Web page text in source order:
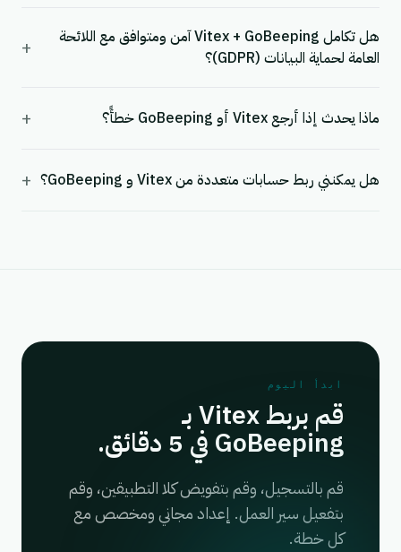
هل تكامل Vitex + GoBeeping آمن ومتوافق مع اللائحة
العامة لحماية البيانات (GDPR)؟
+
ماذا يحدث إذا أرجع Vitex أو GoBeeping خطأً؟ +
هل يمكنني ربط حسابات متعددة من Vitex و GoBeeping؟ +
ابدأ اليوم
قم بربط Vitex بـ
GoBeeping في 5 دقائق.
قم بالتسجيل، وقم بتفويض كلا التطبيقين، وقم
بتفعيل سير العمل. إعداد مجاني ومخصص مع
كل خطة.